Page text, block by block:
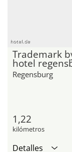
hotel.de
Trademark
hotel
Regensburg
1,22
kilómetros
Detalles